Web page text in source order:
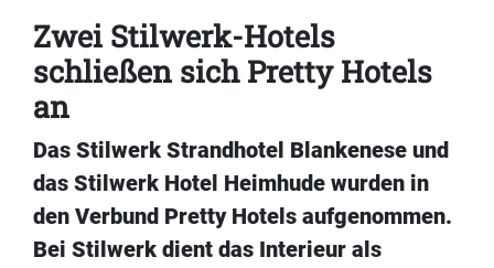
Zwei Stilwerk-Hotels
schließen sich Pretty Hotels
an
Das Stilwerk Strandhotel Blankenese und
das Stilwerk Hotel Heimhude wurden in
den Verbund Pretty Hotels aufgenommen.
Bei Stilwerk dient das Interieur als